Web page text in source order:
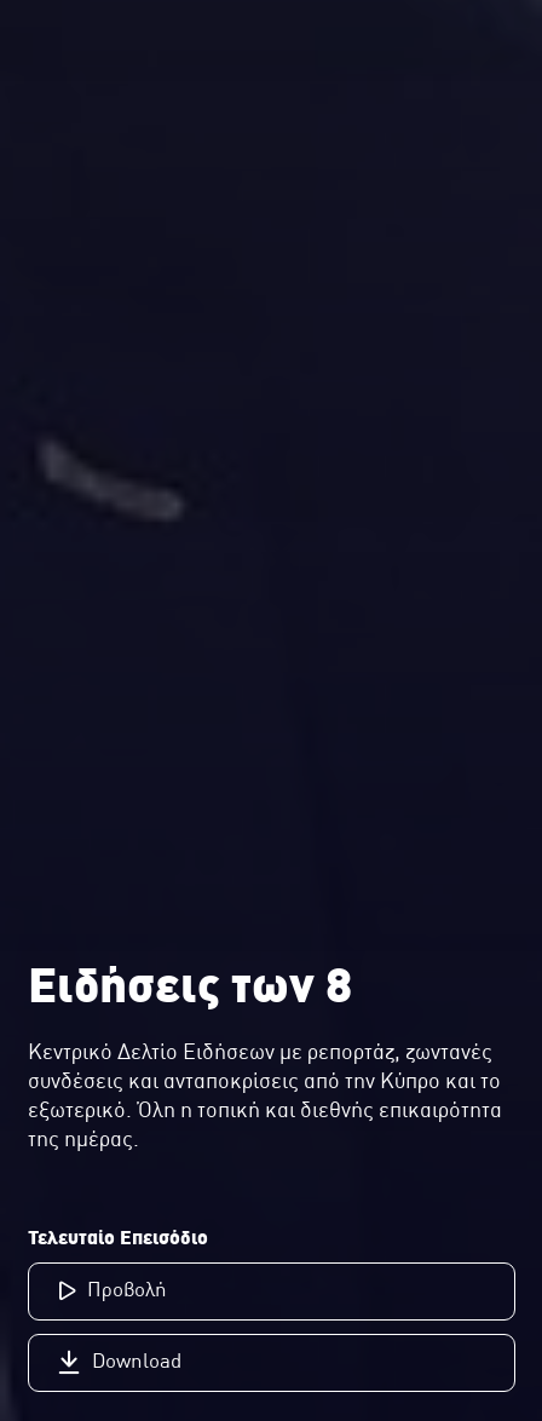
Ειδήσεις των 8
Κεντρικό Δελτίο Ειδήσεων με ρεπορτάζ, ζωντανές
συνδέσεις και ανταποκρίσεις από την Κύπρο και το
εξωτερικό. Όλη η τοπική και διεθνής επικαιρότητα
της ημέρας.
Τελευταίο Επεισόδιο
Προβολή
Download